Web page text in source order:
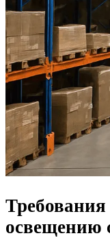
освещению